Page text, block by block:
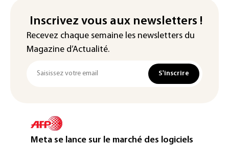
Inscrivez vous aux newsletters !
Recevez chaque semaine les newsletters du
Magazine d’Actualité.
S'inscrire
Meta se lance sur le marché des logiciels